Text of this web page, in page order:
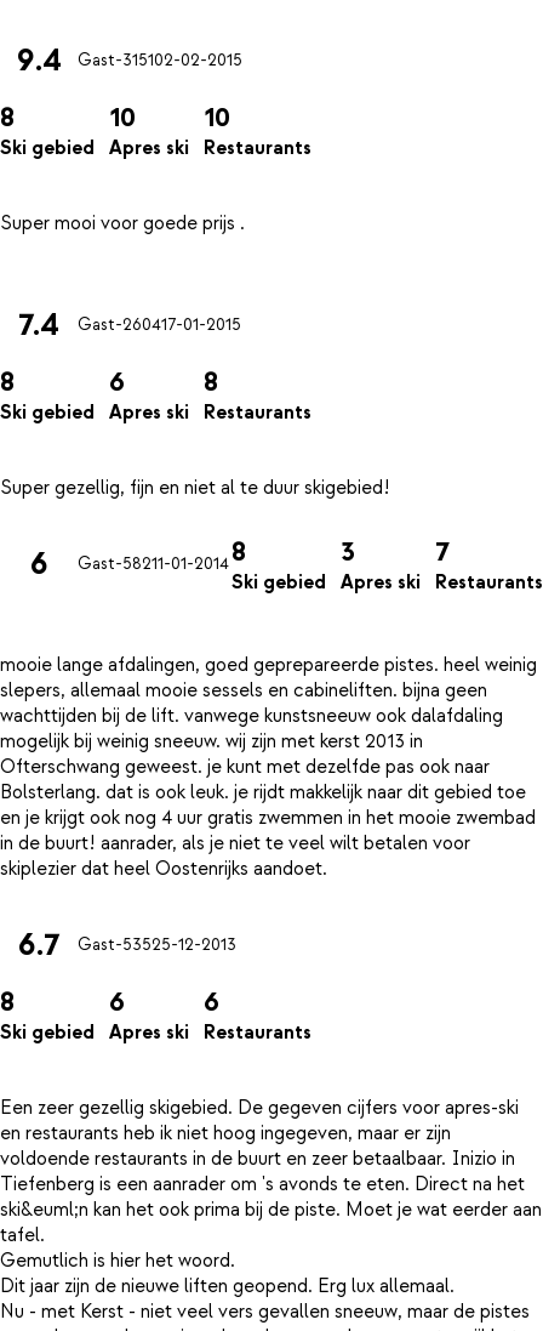
9.4 Gast-315102-02-2015
8
Ski gebied
10
Apres ski
10
Restaurants
Super mooi voor goede prijs .
7.4 Gast-260417-01-2015
8
Ski gebied
6
Apres ski
8
Restaurants
6 Gast-58211-01-20148
Ski gebied
3
Apres ski
7
Restaurants
mooie lange afdalingen, goed geprepareerde pistes. heel weinig
slepers, allemaal mooie sessels en cabineliften. bijna geen
wachttijden bij de lift. vanwege kunstsneeuw ook dalafdaling
mogelijk bij weinig sneeuw. wij zijn met kerst 2013 in
Ofterschwang geweest. je kunt met dezelfde pas ook naar
Bolsterlang. dat is ook leuk. je rijdt makkelijk naar dit gebied toe
en je krijgt ook nog 4 uur gratis zwemmen in het mooie zwembad
in de buurt! aanrader, als je niet te veel wilt betalen voor
6.7 Gast-53525-12-2013
8
Ski gebied
6
Apres ski
6
Restaurants
Een zeer gezellig skigebied. De gegeven cijfers voor apres-ski
en restaurants heb ik niet hoog ingegeven, maar er zijn
voldoende restaurants in de buurt en zeer betaalbaar. Inizio in
Tiefenberg is een aanrader om 's avonds te eten. Direct na het
ski&euml;n kan het ook prima bij de piste. Moet je wat eerder aan
tafel.
Gemutlich is hier het woord.
Dit jaar zijn de nieuwe liften geopend. Erg lux allemaal.
Nu - met Kerst - niet veel vers gevallen sneeuw, maar de pistes